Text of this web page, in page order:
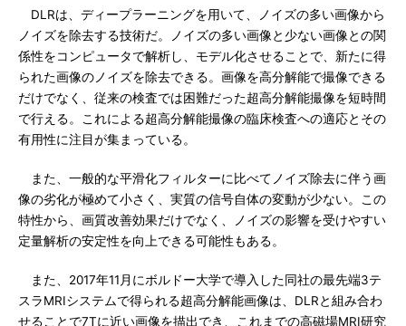
DLRは、ディープラーニングを用いて、ノイズの多い画像から
ノイズを除去する技術だ。ノイズの多い画像と少ない画像との関
係性をコンピュータで解析し、モデル化させることで、新たに得
られた画像のノイズを除去できる。画像を高分解能で撮像できる
だけでなく、従来の検査では困難だった超高分解能撮像を短時間
で行える。これによる超高分解能撮像の臨床検査への適応とその
有用性に注目が集まっている。
また、一般的な平滑化フィルターに比べてノイズ除去に伴う画
像の劣化が極めて小さく、実質の信号自体の変動が少ない。この
特性から、画質改善効果だけでなく、ノイズの影響を受けやすい
定量解析の安定性を向上できる可能性もある。
また、2017年11月にボルドー大学で導入した同社の最先端3テ
スラMRIシステムで得られる超高分解能画像は、DLRと組み合わ
せることで7Tに近い画像を描出でき、これまでの高磁場MRI研究